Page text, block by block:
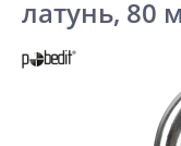
латунь, 80